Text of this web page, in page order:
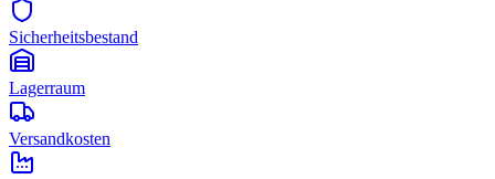
Sicherheitsbestand
Lagerraum
Versandkosten